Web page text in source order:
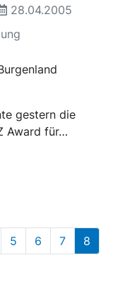
28.04.2005
gestern die
Award für…
5 6 7 8